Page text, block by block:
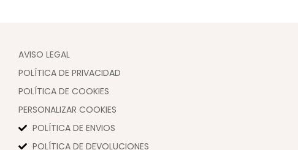
AVISO LEGAL
POLÍTICA DE PRIVACIDAD
POLÍTICA DE COOKIES
PERSONALIZAR COOKIES
POLÍTICA DE ENVIOS
POLÍTICA DE DEVOLUCIONES